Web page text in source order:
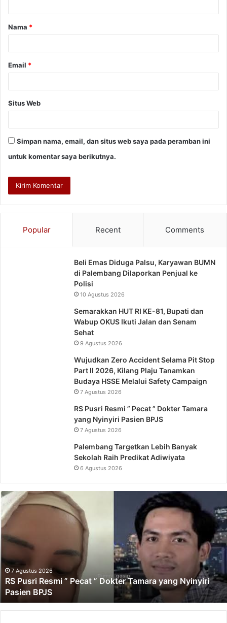
a
r
Nama *
Email *
Situs Web
Simpan nama, email, dan situs web saya pada peramban ini
untuk komentar saya berikutnya.
Popular Recent Comments
Beli Emas Diduga Palsu, Karyawan BUMN
di Palembang Dilaporkan Penjual ke
Polisi
10 Agustus 2026
Semarakkan HUT RI KE-81, Bupati dan
Wabup OKUS Ikuti Jalan dan Senam
Sehat
9 Agustus 2026
Wujudkan Zero Accident Selama Pit Stop
Part II 2026, Kilang Plaju Tanamkan
Budaya HSSE Melalui Safety Campaign
7 Agustus 2026
RS Pusri Resmi ” Pecat ” Dokter Tamara
yang Nyinyiri Pasien BPJS
7 Agustus 2026
Palembang Targetkan Lebih Banyak
Sekolah Raih Predikat Adiwiyata
6 Agustus 2026
RS
Pusri
Resmi
”
Pecat
Dokter
Tamara
yang
Nyinyiri
Pasien
BPJS
7 Agustus 2026
RS Pusri Resmi ” Pecat ” Dokter Tamara yang Nyinyiri
Pasien BPJS